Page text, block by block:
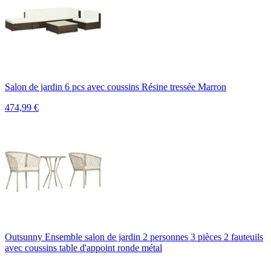
Salon de jardin 6 pcs avec coussins Résine tressée Marron
474,99 €
Outsunny Ensemble salon de jardin 2 personnes 3 pièces 2 fauteuils
avec coussins table d'appoint ronde métal